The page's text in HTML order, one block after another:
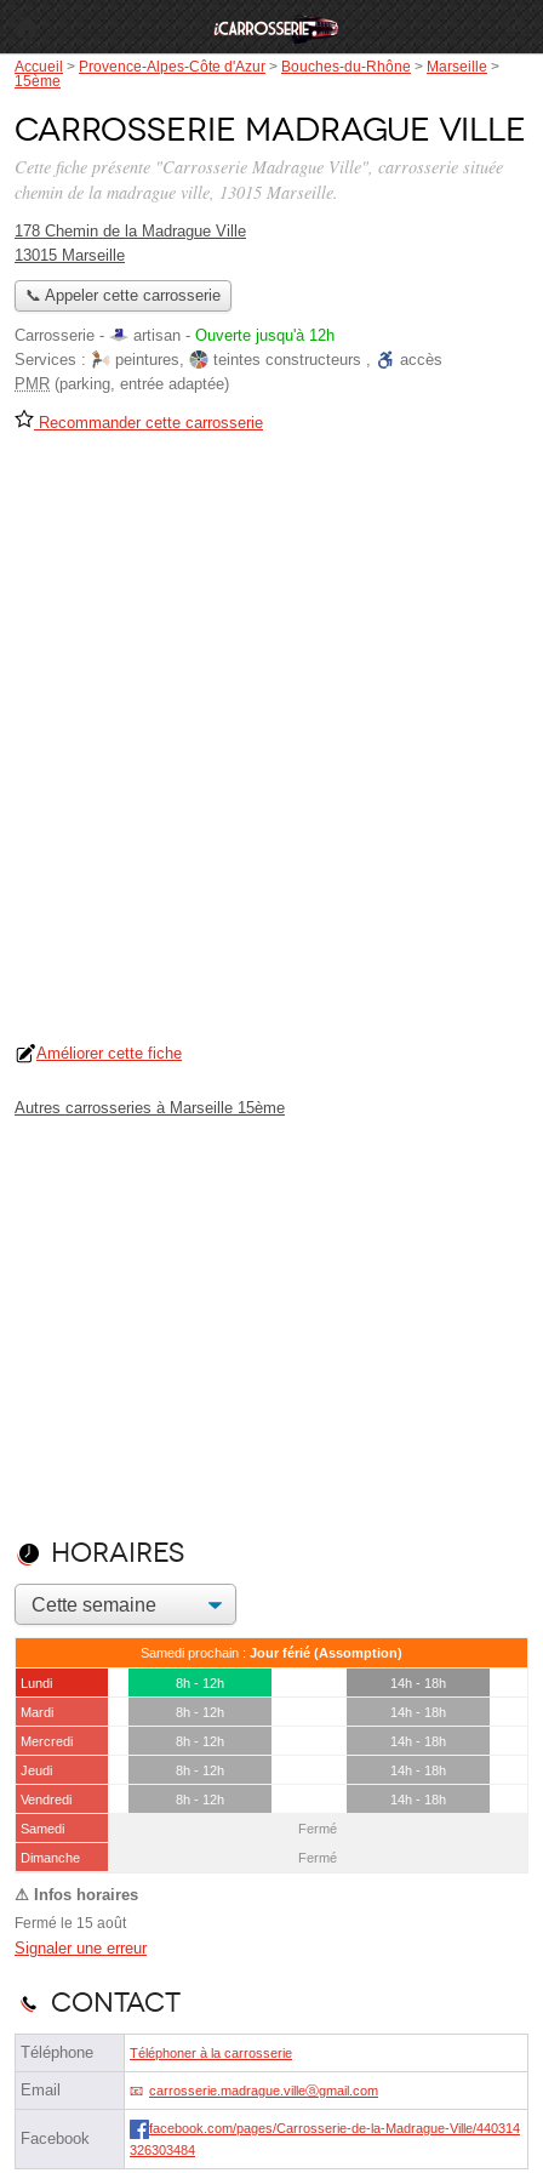
Accueil > Provence-Alpes-Côte d'Azur > Bouches-du-Rhône > Marseille >
15ème
Carrosserie Madrague Ville
Cette fiche présente "Carrosserie Madrague Ville", carrosserie située
chemin de la madrague ville, 13015 Marseille.
178 Chemin de la Madrague Ville
13015 Marseille
📞 Appeler cette carrosserie
Carrosserie - artisan - Ouverte jusqu'à 12h
Services :
peintures, teintes constructeurs ,
accès
PMR (parking, entrée adaptée)
Recommander cette carrosserie
Améliorer cette fiche
Autres carrosseries à Marseille 15ème
Horaires
Samedi prochain : Jour férié (Assomption)
Lundi 8h - 12h
14h - 18h
Mardi
8h - 12h
14h - 18h
Mercredi
8h - 12h
14h - 18h
Jeudi
8h - 12h
14h - 18h
Vendredi
8h - 12h
14h - 18h
Samedi
(15 août)
Fermé
Dimanche
Fermé
Fermé le 15 août
Signaler une erreur
Contact
Téléphone Téléphoner à la carrosserie
Email carrosserie.madrague.villeⓐgmail.com
Facebook
facebook.com/pages/Carrosserie-de-la-Madrague-Ville/440314
326303484